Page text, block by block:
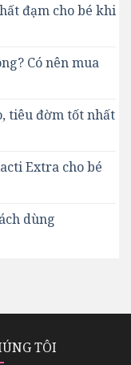
đạm cho bé khi
Có nên mua
tiêu đờm tốt nhất
Extra cho bé
dùng
TÔI